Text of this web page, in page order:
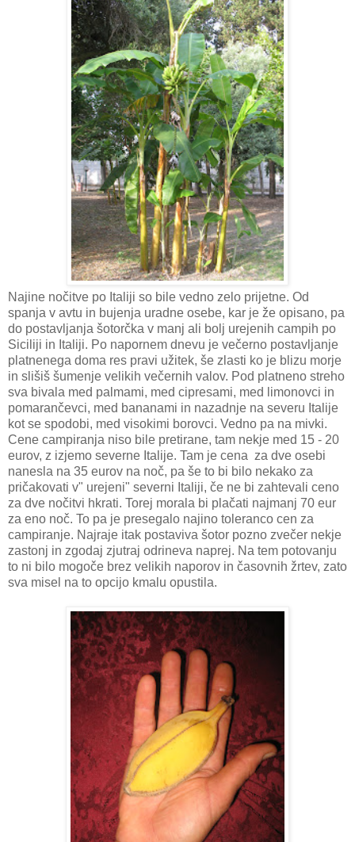
Najine nočitve po Italiji so bile vedno zelo prijetne. Od
spanja v avtu in bujenja uradne osebe, kar je že opisano, pa
do postavljanja šotorčka v manj ali bolj urejenih campih po
Siciliji in Italiji. Po napornem dnevu je večerno postavljanje
platnenega doma res pravi užitek, še zlasti ko je blizu morje
in slišiš šumenje velikih večernih valov. Pod platneno streho
sva bivala med palmami, med cipresami, med limonovci in
pomarančevci, med bananami in nazadnje na severu Italije
kot se spodobi, med visokimi borovci. Vedno pa na mivki.
Cene campiranja niso bile pretirane, tam nekje med 15 - 20
eurov, z izjemo severne Italije. Tam je cena za dve osebi
nanesla na 35 eurov na noč, pa še to bi bilo nekako za
pričakovati v" urejeni" severni Italiji, če ne bi zahtevali ceno
za dve nočitvi hkrati. Torej morala bi plačati najmanj 70 eur
za eno noč. To pa je presegalo najino toleranco cen za
campiranje. Najraje itak postaviva šotor pozno zvečer nekje
zastonj in zgodaj zjutraj odrineva naprej. Na tem potovanju
to ni bilo mogoče brez velikih naporov in časovnih žrtev, zato
sva misel na to opcijo kmalu opustila.